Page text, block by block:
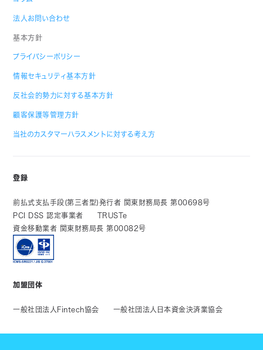
法人お問い合わせ
基本方針
プライバシーポリシー
情報セキュリティ基本方針
反社会的勢力に対する基本方針
顧客保護等管理方針
当社のカスタマーハラスメントに対する考え方
登録
前払式支払手段(第三者型)発行者 関東財務局長 第00698号
PCI DSS 認定事業者
TRUSTe
資金移動業者 関東財務局長 第00082号
加盟団体
一般社団法人Fintech協会 一般社団法人日本資金決済業協会